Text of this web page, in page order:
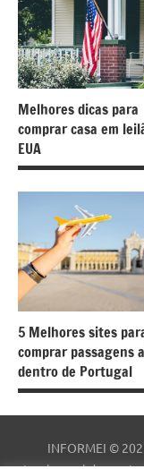
Melhores dicas para
comprar casa em
EUA
5 Melhores sites
comprar passagens
dentro de Portugal
INFORMEI ©